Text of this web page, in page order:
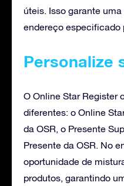
úteis. Isso garante
endereço especificado
Personalize
O Online Star Register
diferentes: o Online
da OSR, o Presente
Presente da OSR. No
oportunidade de
produtos, garantindo